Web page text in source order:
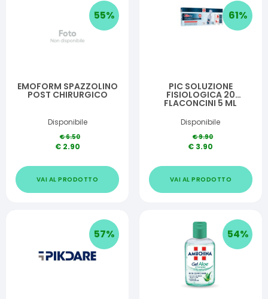
55%
EMOFORM SPAZZOLINO
POST CHIRURGICO
Disponibile
€6.50
€ 2.90
VAI AL PRODOTTO
61%
PIC SOLUZIONE
FISIOLOGICA 20
FLACONCINI 5 ML
Disponibile
€9.90
€ 3.90
VAI AL PRODOTTO
57% 54%